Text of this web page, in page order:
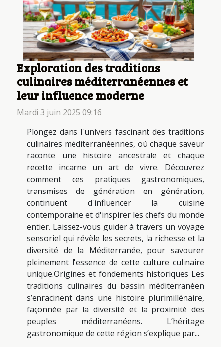
Exploration des traditions
culinaires méditerranéennes et
leur influence moderne
Mardi 3 juin 2025 09:16
Plongez dans l'univers fascinant des traditions
culinaires méditerranéennes, où chaque saveur
raconte une histoire ancestrale et chaque
recette incarne un art de vivre. Découvrez
comment ces pratiques gastronomiques,
transmises de génération en génération,
continuent d'influencer la cuisine
contemporaine et d'inspirer les chefs du monde
entier. Laissez-vous guider à travers un voyage
sensoriel qui révèle les secrets, la richesse et la
diversité de la Méditerranée, pour savourer
pleinement l'essence de cette culture culinaire
unique.Origines et fondements historiques Les
traditions culinaires du bassin méditerranéen
s’enracinent dans une histoire plurimillénaire,
façonnée par la diversité et la proximité des
peuples méditerranéens. L’héritage
gastronomique de cette région s’explique par...